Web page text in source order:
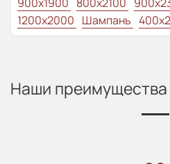
900x1900 800x2100
1200x2000 Шампань
Наши преимущества